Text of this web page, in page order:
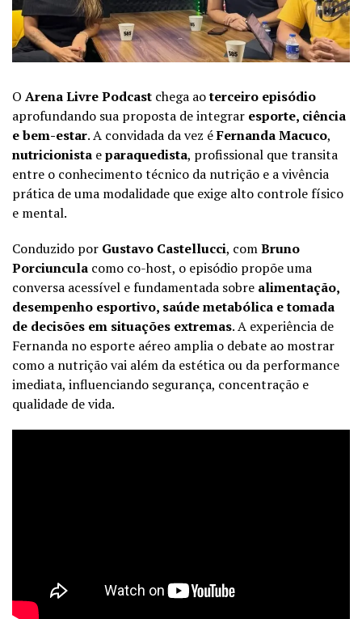
O Arena Livre Podcast chega aoterceiro episódio
aprofundando sua proposta de integrar esporte, ciência
e bem-estar. A convidada da vez éFernanda Macuco,
nutricionista eparaquedista, profissional que transita
entre o conhecimento técnico da nutrição e a vivência
prática de uma modalidade que exige alto controle físico
e mental.
Conduzido por Gustavo Castellucci, comBruno
Porciuncula como co-host, o episódio propõe uma
conversa acessível e fundamentada sobre alimentação,
desempenho esportivo, saúde metabólica e tomada
de decisões em situações extremas. A experiência de
Fernanda no esporte aéreo amplia o debate ao mostrar
como a nutrição vai além da estética ou da performance
imediata, influenciando segurança, concentração e
qualidade de vida.